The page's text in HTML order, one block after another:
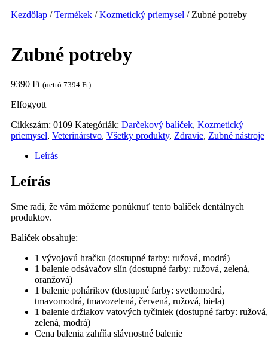
Kezdőlap /Termékek /Kozmetický priemysel / Zubné potreby
Zubné potreby
9390 Ft (nettó 7394 Ft)
Elfogyott
Cikkszám: 0109 Kategóriák: Darčekový balíček, Kozmetický
priemysel, Veterinárstvo, Všetky produkty, Zdravie, Zubné nástroje
Leírás
Leírás
Sme radi, že vám môžeme ponúknuť tento balíček dentálnych
produktov.
Balíček obsahuje:
1 vývojovú hračku (dostupné farby: ružová, modrá)
1 balenie odsávačov slín (dostupné farby: ružová, zelená,
oranžová)
1 balenie pohárikov (dostupné farby: svetlomodrá,
tmavomodrá, tmavozelená, červená, ružová, biela)
1 balenie držiakov vatových tyčiniek (dostupné farby: ružová,
zelená, modrá)
Cena balenia zahŕňa slávnostné balenie